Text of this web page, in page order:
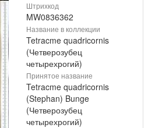
Штрихкод
MW0836362
Название в коллекции
Tetracme quadricornis
(Четверозубец
четырехрогий)
Принятое название
Tetracme quadricornis
(Stephan) Bunge
(Четверозубец
четырехрогий)